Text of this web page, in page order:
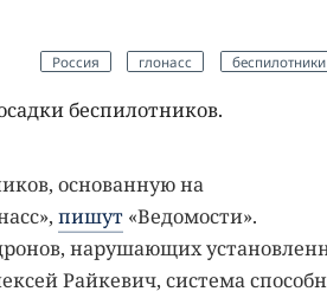
Россия глонасс беспилотники
беспилотников.
основанную на
пишут«Ведомости».
нарушающих
Райкевич, система